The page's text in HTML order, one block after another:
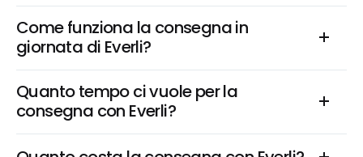
Come funziona la consegna in
giornata di Everli?
Quanto tempo ci vuole per la
consegna con Everli?